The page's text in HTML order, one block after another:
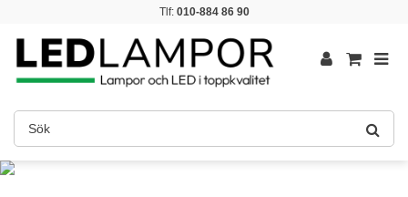
Tlf: 010-884 86 90